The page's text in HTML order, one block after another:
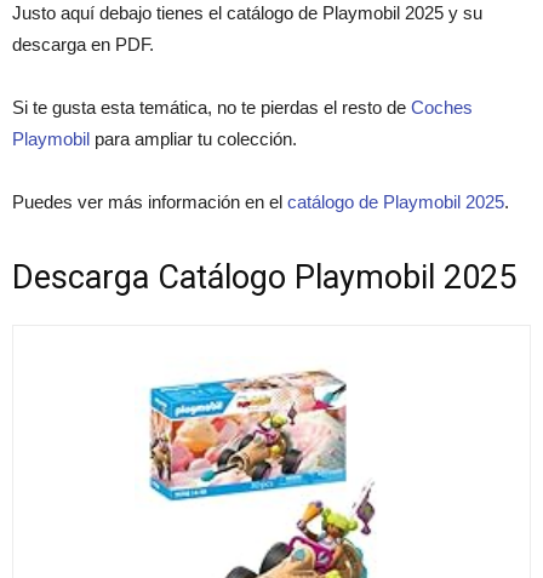
Justo aquí debajo tienes el catálogo de Playmobil 2025 y su
descarga en PDF.
Si te gusta esta temática, no te pierdas el resto de Coches
Playmobil para ampliar tu colección.
Puedes ver más información en el catálogo de Playmobil 2025.
Descarga Catálogo Playmobil 2025